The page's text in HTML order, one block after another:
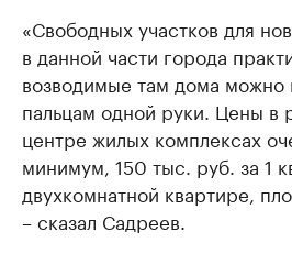
«Свободных участков для
в данной части города
возводимые там дома можно
пальцам одной руки. Цены в
центре жилых комплексах
минимум, 150 тыс. руб. за 1
двухкомнатной квартире,
– сказал Садреев.